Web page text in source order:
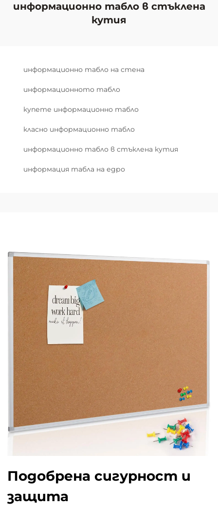
информационно табло в стъклена
кутия
информационно табло на стена
информационното табло
купете информационно табло
класно информационно табло
информационно табло в стъклена кутия
информация табла на едро
Подобрена сигурност и
защита